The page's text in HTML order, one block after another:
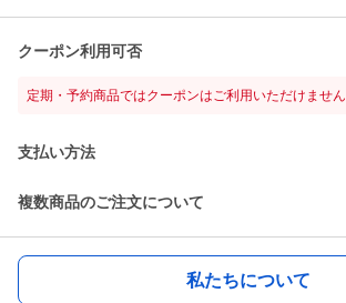
クーポン利用可否
定期・予約商品ではクーポンはご利用いただけません
支払い方法
複数商品のご注文について
私たちについて